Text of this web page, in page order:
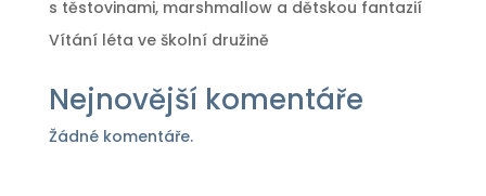
s těstovinami, marshmallow a dětskou fantazií
Vítání léta ve školní družině
Nejnovější komentáře
Žádné komentáře.